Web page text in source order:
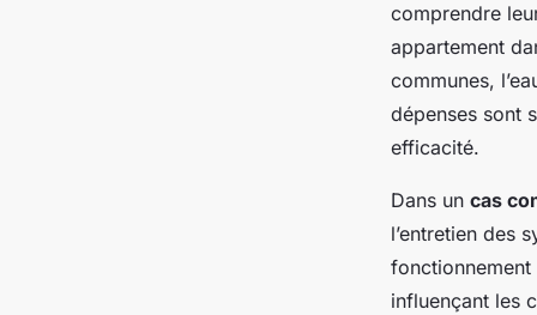
comprendre
appartement
communes,
dépenses sont
efficacité.
Dans un cas
l’entretien des
influençant les